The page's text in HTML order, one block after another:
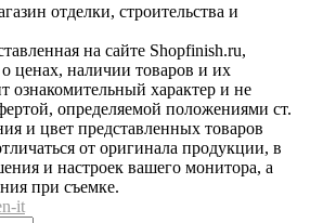
отделки, строительства и
на сайте Shopfinish.ru,
ценах, наличии товаров и их
ознакомительный характер и не
определяемой положениями ст.
и цвет представленных товаров
от оригинала продукции, в
и настроек вашего монитора, а
при съемке.
it